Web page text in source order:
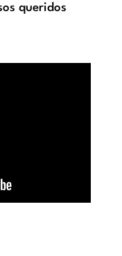
queridos